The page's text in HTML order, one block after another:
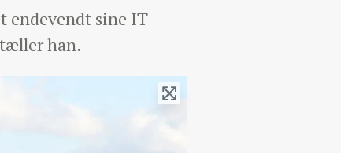
endevendt sine IT-
han.